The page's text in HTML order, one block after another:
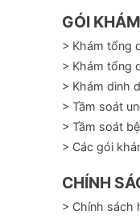
GÓI
> Khám tổng
> Khám tổng
> Khám dinh
> Tầm soát
> Tầm soát
> Các gói
CHÍNH
> Chính sách